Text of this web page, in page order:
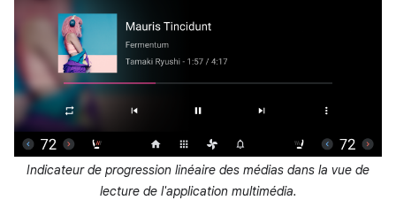
Indicateur de progression linéaire des médias dans la vue de
lecture de l'application multimédia.